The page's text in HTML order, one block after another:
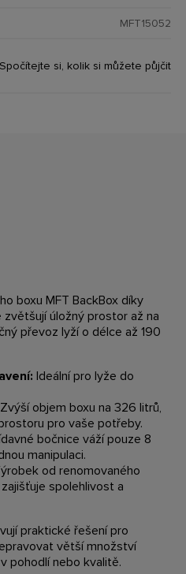
MFT15052
Spočítejte si, kolik si můžete půjčit
boxu MFT BackBox díky
úložný prostor až na
převoz lyží o délce až 190
Ideální pro lyže do
Zvýší objem boxu na 326 litrů,
pro vaše potřeby.
bočnice váží pouze 8
manipulaci.
od renomovaného
spolehlivost a
praktické řešení pro
větší množství
pohodlí nebo kvalitě.